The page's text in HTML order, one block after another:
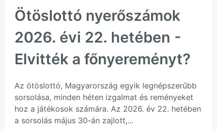
Ötöslottó nyerőszámok
2026. évi 22. hetében -
Elvitték a főnyereményt?
Az ötöslottó, Magyarország egyik legnépszerűbb
sorsolása, minden héten izgalmat és reményeket
hoz a játékosok számára. Az 2026. év 22. hetében
a sorsolás május 30-án zajlott,...